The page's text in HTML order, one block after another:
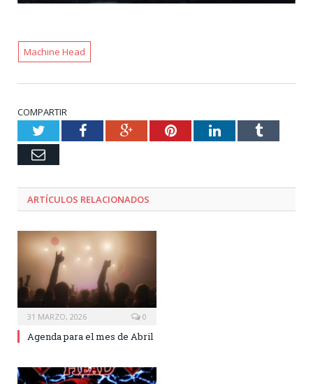
Machine Head
COMPARTIR
TwitterFacebookGoogle+PinterestLinkedInTumblr
Email
ARTÍCULOS RELACIONADOS
31 MARZO, 2026 0
Agenda para el mes de Abril